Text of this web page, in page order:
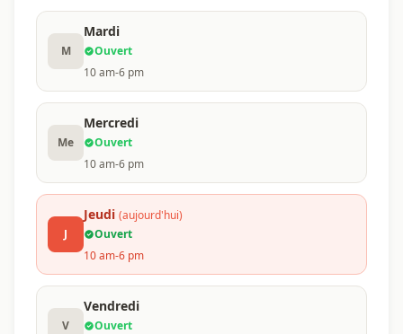
M
Mardi
Ouvert
10 am-6 pm
Me
Mercredi
Ouvert
10 am-6 pm
J
Jeudi (aujourd'hui)
Ouvert
10 am-6 pm
V
Vendredi
Ouvert